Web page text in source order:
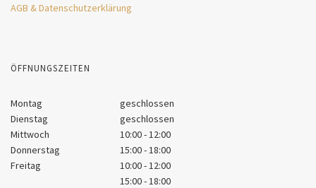
AGB & Datenschutzerklärung
ÖFFNUNGSZEITEN
Montag
geschlossen
Dienstag
geschlossen
Mittwoch
10:00 - 12:00
Donnerstag
15:00 - 18:00
Freitag
10:00 - 12:00
15:00 - 18:00